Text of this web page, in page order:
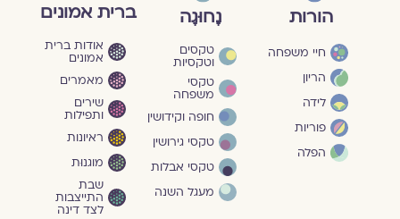
הורות
חיי משפחה
הריון
לידה
פוריות
הפלה
נָחוּגָה
טקסים
וטקסיות
טקסי
משפחה
חופה וקידושין
טקסי גירושין
טקסי אבלות
מעגל השנה
ברית אמונים
אודות ברית
אמונים
מאמרים
שירים
ותפילות
ראיונות
מוגנוּת
שבת
התייצבות
לצד דינה